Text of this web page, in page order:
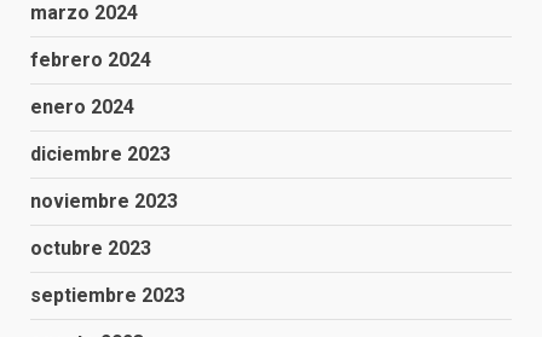
marzo 2024
febrero 2024
enero 2024
diciembre 2023
noviembre 2023
octubre 2023
septiembre 2023